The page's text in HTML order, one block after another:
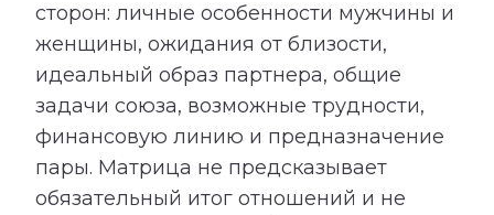
сторон: личные особенности мужчины и
женщины, ожидания от близости,
идеальный образ партнера, общие
задачи союза, возможные трудности,
финансовую линию и предназначение
пары. Матрица не предсказывает
обязательный итог отношений и не